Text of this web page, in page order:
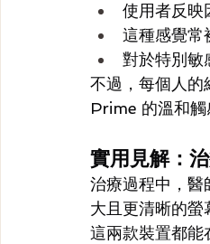
使用者反映
這種感覺常
對於特別敏
不過，每個人
Prime 的溫和觸
實用見解：
治療過程中，
大且更清晰的
這兩款裝置都